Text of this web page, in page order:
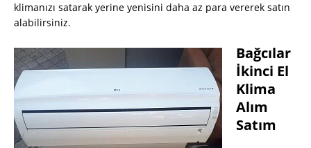
klimanızı satarak yerine yenisini daha az para vererek satın
alabilirsiniz.
Bağcılar
İkinci El
Klima
Alım
Satım